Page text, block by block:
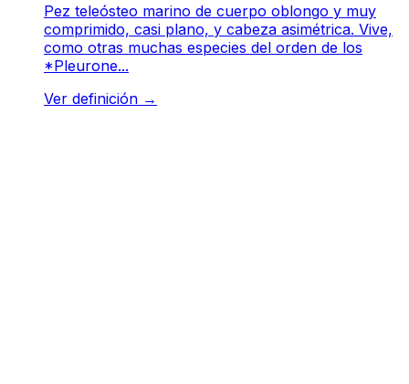
Pez teleósteo marino de cuerpo oblongo y muy
comprimido, casi plano, y cabeza asimétrica. Vive,
como otras muchas especies del orden de los
*Pleurone...
Ver definición →